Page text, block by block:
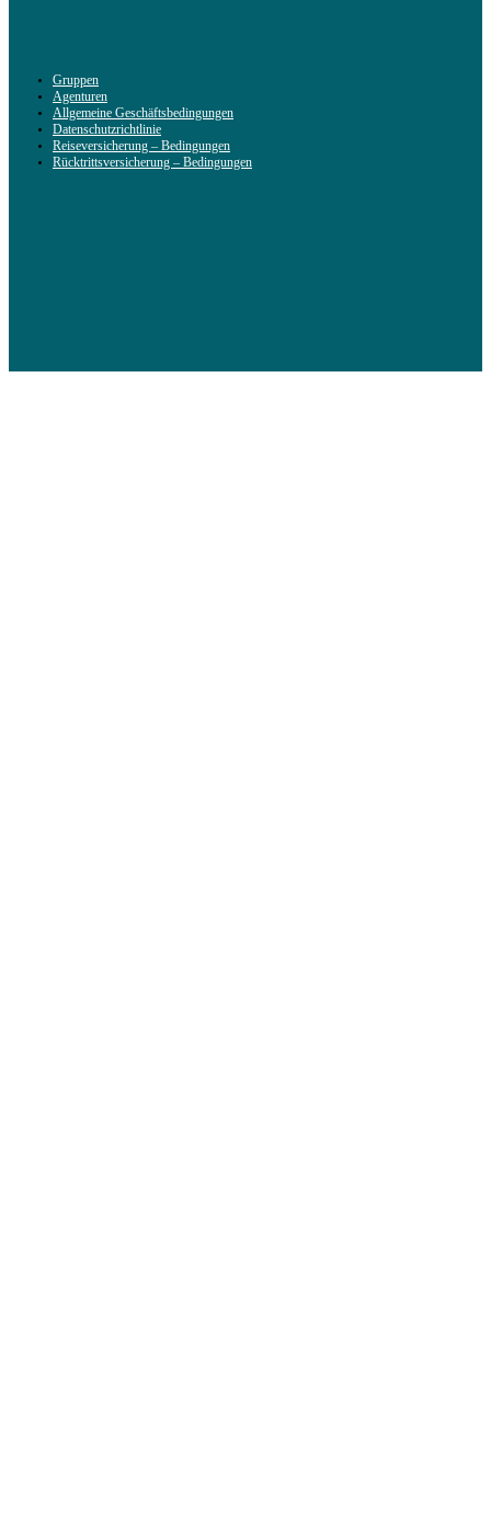
Gruppen
Agenturen
Allgemeine Geschäftsbedingungen
Datenschutzrichtlinie
Reiseversicherung – Bedingungen
Rücktrittsversicherung – Bedingungen